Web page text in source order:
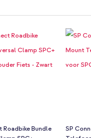
Roadbike Bundle
SP